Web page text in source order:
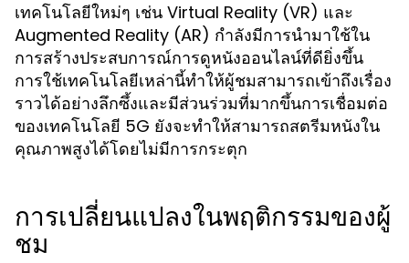
เทคโนโลยีใหม่ๆ เช่น Virtual Reality (VR) และ
Augmented Reality (AR) กำลังมีการนำมาใช้ใน
การสร้างประสบการณ์การดูหนังออนไลน์ที่ดียิ่งขึ้น
การใช้เทคโนโลยีเหล่านี้ทำให้ผู้ชมสามารถเข้าถึงเรื่อง
ราวได้อย่างลึกซึ้งและมีส่วนร่วมที่มากขึ้นการเชื่อมต่อ
ของเทคโนโลยี 5G ยังจะทำให้สามารถสตรีมหนังใน
คุณภาพสูงได้โดยไม่มีการกระตุก
การเปลี่ยนแปลงในพฤติกรรมของผู้
ชม